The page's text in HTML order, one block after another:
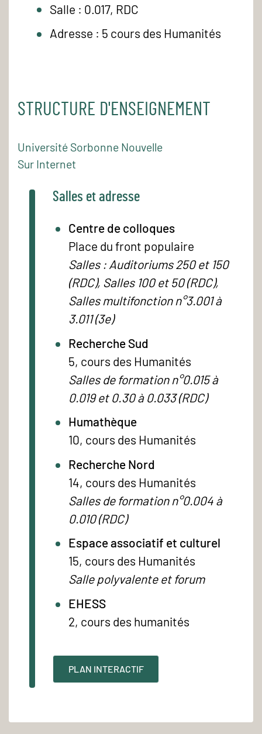
Salle : 0.017, RDC
Adresse : 5 cours des Humanités
STRUCTURE D'ENSEIGNEMENT
Université Sorbonne Nouvelle
Sur Internet
Salles et adresse
Centre de colloques
Place du front populaire
Salles : Auditoriums 250 et 150
(RDC), Salles 100 et 50 (RDC),
Salles multifonction n°3.001 à
3.011 (3e)
Recherche Sud
5, cours des Humanités
Salles de formation n°0.015 à
0.019 et 0.30 à 0.033 (RDC)
Humathèque
10, cours des Humanités
Recherche Nord
14, cours des Humanités
Salles de formation n°0.004 à
0.010 (RDC)
Espace associatif et culturel
15, cours des Humanités
Salle polyvalente et forum
EHESS
2, cours des humanités
PLAN INTERACTIF